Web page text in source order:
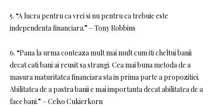
5. “A lucra pentru ca vrei si nu pentru ca trebuie este
independenta financiara.” – Tony Robbins
6. “Pana la urma conteaza mult mai mult cum iti cheltui banii
decat cati bani ai reusit sa strangi. Cea mai buna metoda de a
masura maturitatea financiara sta in prima parte a propozitiei.
Abilitatea de a pastra banii e mai importanta decat abilitatea de a
face bani.” – Celso Cukierkorn